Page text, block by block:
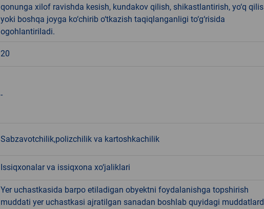
qonunga xilof ravishda kesish, kundakov qilish, shikastlantirish, yo‘q
yoki boshqa joyga ko‘chirib o‘tkazish taqiqlanganligi to‘g‘risida
ogohlantiriladi.
20
-
Sabzavotchilik,polizchilik va kartoshkachilik
Issiqxonalar va issiqxona xo‘jaliklari
Yer uchastkasida barpo etiladigan obyektni foydalanishga topshirish
muddati yer uchastkasi ajratilgan sanadan boshlab quyidagi